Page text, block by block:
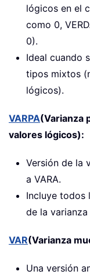
lógicos en el
como 0,
0).
Ideal cuando
tipos mixtos
lógicos).
VARPA(Varianza
valores lógicos):
Versión de la
a VARA.
Incluye todos
de la
VAR(Varianza
Una versión